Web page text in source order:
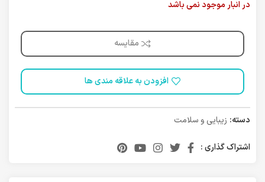
در انبار موجود نمی باشد
مقایسه
افزودن به علاقه مندی ها
دسته: زیبایی و سلامت
اشتراک گذاری :